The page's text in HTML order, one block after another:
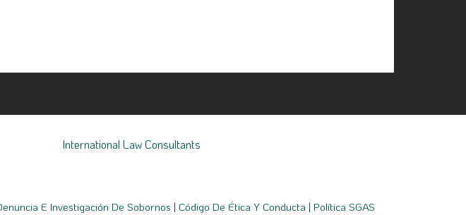
International Law Consultants
E Investigación De Sobornos | Código De Ética Y Conducta | Política SGAS